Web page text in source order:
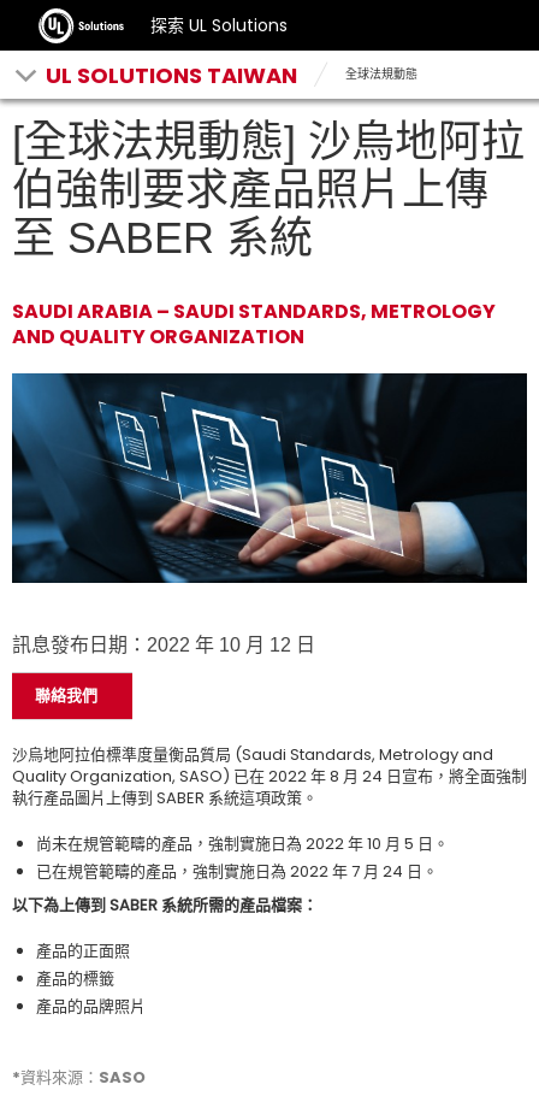
探索 UL Solutions
UL SOLUTIONS TAIWAN 全球法規動態
[全球法規動態] 沙烏地阿拉
伯強制要求產品照片上傳
至 SABER 系統
SAUDI ARABIA – SAUDI STANDARDS, METROLOGY
AND QUALITY ORGANIZATION
訊息發布日期：2022 年 10 月 12 日
聯絡我們
沙烏地阿拉伯標準度量衡品質局 (Saudi Standards, Metrology and
Quality Organization, SASO) 已在 2022 年 8 月 24 日宣布，將全面強制
執行產品圖片上傳到 SABER 系統這項政策。
尚未在規管範疇的產品，強制實施日為 2022 年 10 月 5 日。
已在規管範疇的產品，強制實施日為 2022 年 7 月 24 日。
以下為上傳到 SABER 系統所需的產品檔案：
產品的正面照
產品的標籤
產品的品牌照片
*資料來源：SASO